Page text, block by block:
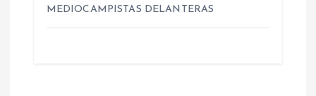
MEDIOCAMPISTAS DELANTERAS